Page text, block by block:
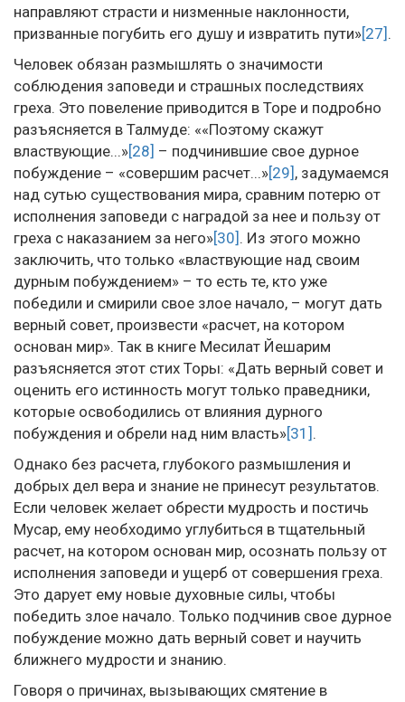
направляют страсти и низменные наклонности,
призванные погубить его душу и извратить пути»[27] .
Человек обязан размышлять о значимости
соблюдения заповеди и страшных последствиях
греха. Это повеление приводится в Торе и подробно
разъясняется в Талмуде: ««Поэтому скажут
властвующие...»[28] – подчинившие свое дурное
побуждение – «совершим расчет...»[29] , задумаемся
над сутью существования мира, сравним потерю от
исполнения заповеди с наградой за нее и пользу от
греха с наказанием за него»[30] . Из этого можно
заключить, что только «властвующие над своим
дурным побуждением» – то есть те, кто уже
победили и смирили свое злое начало, – могут дать
верный совет, произвести «расчет, на котором
основан мир». Так в книге Месилат Йешарим
разъясняется этот стих Торы: «Дать верный совет и
оценить его истинность могут только праведники,
которые освободились от влияния дурного
побуждения и обрели над ним власть»[31] .
Однако без расчета, глубокого размышления и
добрых дел вера и знание не принесут результатов.
Если человек желает обрести мудрость и постичь
Мусар, ему необходимо углубиться в тщательный
расчет, на котором основан мир, осознать пользу от
исполнения заповеди и ущерб от совершения греха.
Это дарует ему новые духовные силы, чтобы
победить злое начало. Только подчинив свое дурное
побуждение можно дать верный совет и научить
ближнего мудрости и знанию.
Говоря о причинах, вызывающих смятение в